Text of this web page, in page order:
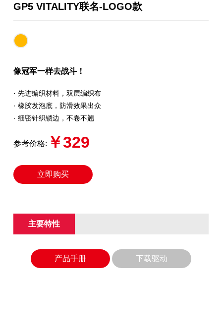
GP5 VITALITY联名-LOGO款
像冠军一样去战斗！
· 先进编织材料，双层编织布
· 橡胶发泡底，防滑效果出众
· 细密针织锁边，不卷不翘
参考价格: ￥329
立即购买
主要特性
产品手册 下载驱动